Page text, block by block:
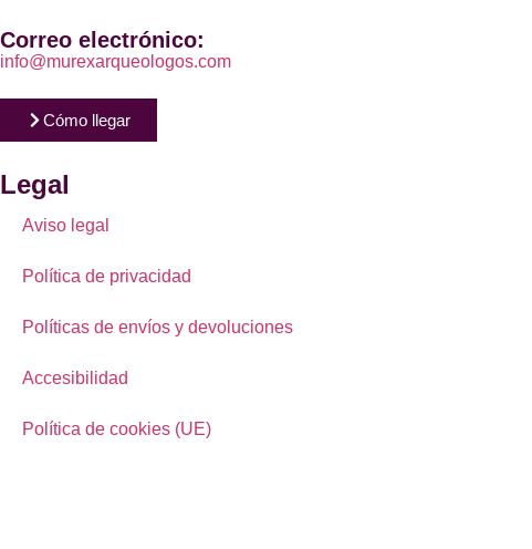
Correo electrónico:
info@murexarqueologos.com
Cómo llegar
Legal
Aviso legal
Política de privacidad
Políticas de envíos y devoluciones
Accesibilidad
Política de cookies (UE)